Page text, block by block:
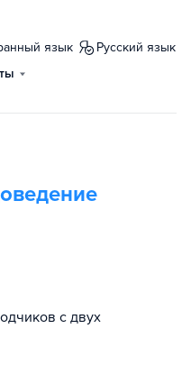
язык
русский язык
с двух